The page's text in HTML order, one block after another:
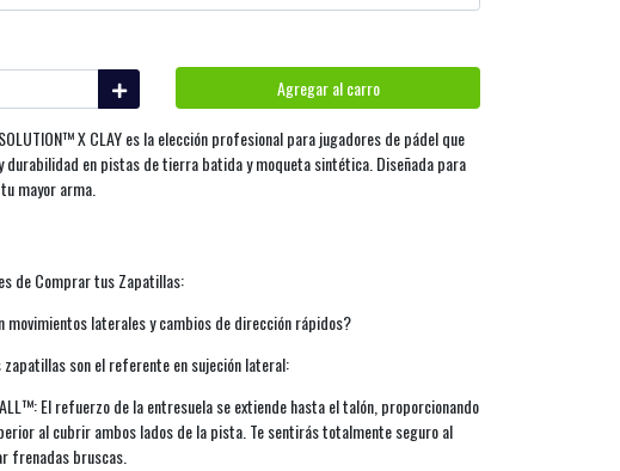
Agregar al carro
X CLAY es la elección profesional para jugadores de pádel que
durabilidad en pistas de tierra batida y moqueta sintética. Diseñada para
mayor arma.
de Comprar tus Zapatillas:
movimientos laterales y cambios de dirección rápidos?
zapatillas son el referente en sujeción lateral:
El refuerzo de la entresuela se extiende hasta el talón, proporcionando
al cubrir ambos lados de la pista. Te sentirás totalmente seguro al
frenadas bruscas.